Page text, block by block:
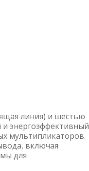
линия) и шестью
и энергоэффективный
мультипликаторов.
включая
для